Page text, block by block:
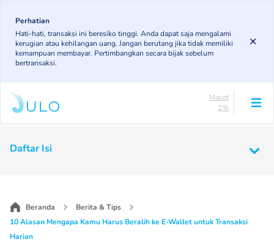
main
content
Perhatian
Hati-hati, transaksi ini beresiko tinggi. Anda dapat saja mengalami
kerugian atau kehilangan uang. Jangan berutang jika tidak memiliki
kemampuan membayar. Pertimbangkan secara bijak sebelum
bertransaksi.
Main
5.78%
KL
4.96%
Macet
1%
Macet
Daftar Isi
Beranda
Berita & Tips
10 Alasan Mengapa Kamu Harus Beralih ke E-Wallet untuk Transaksi
Harian